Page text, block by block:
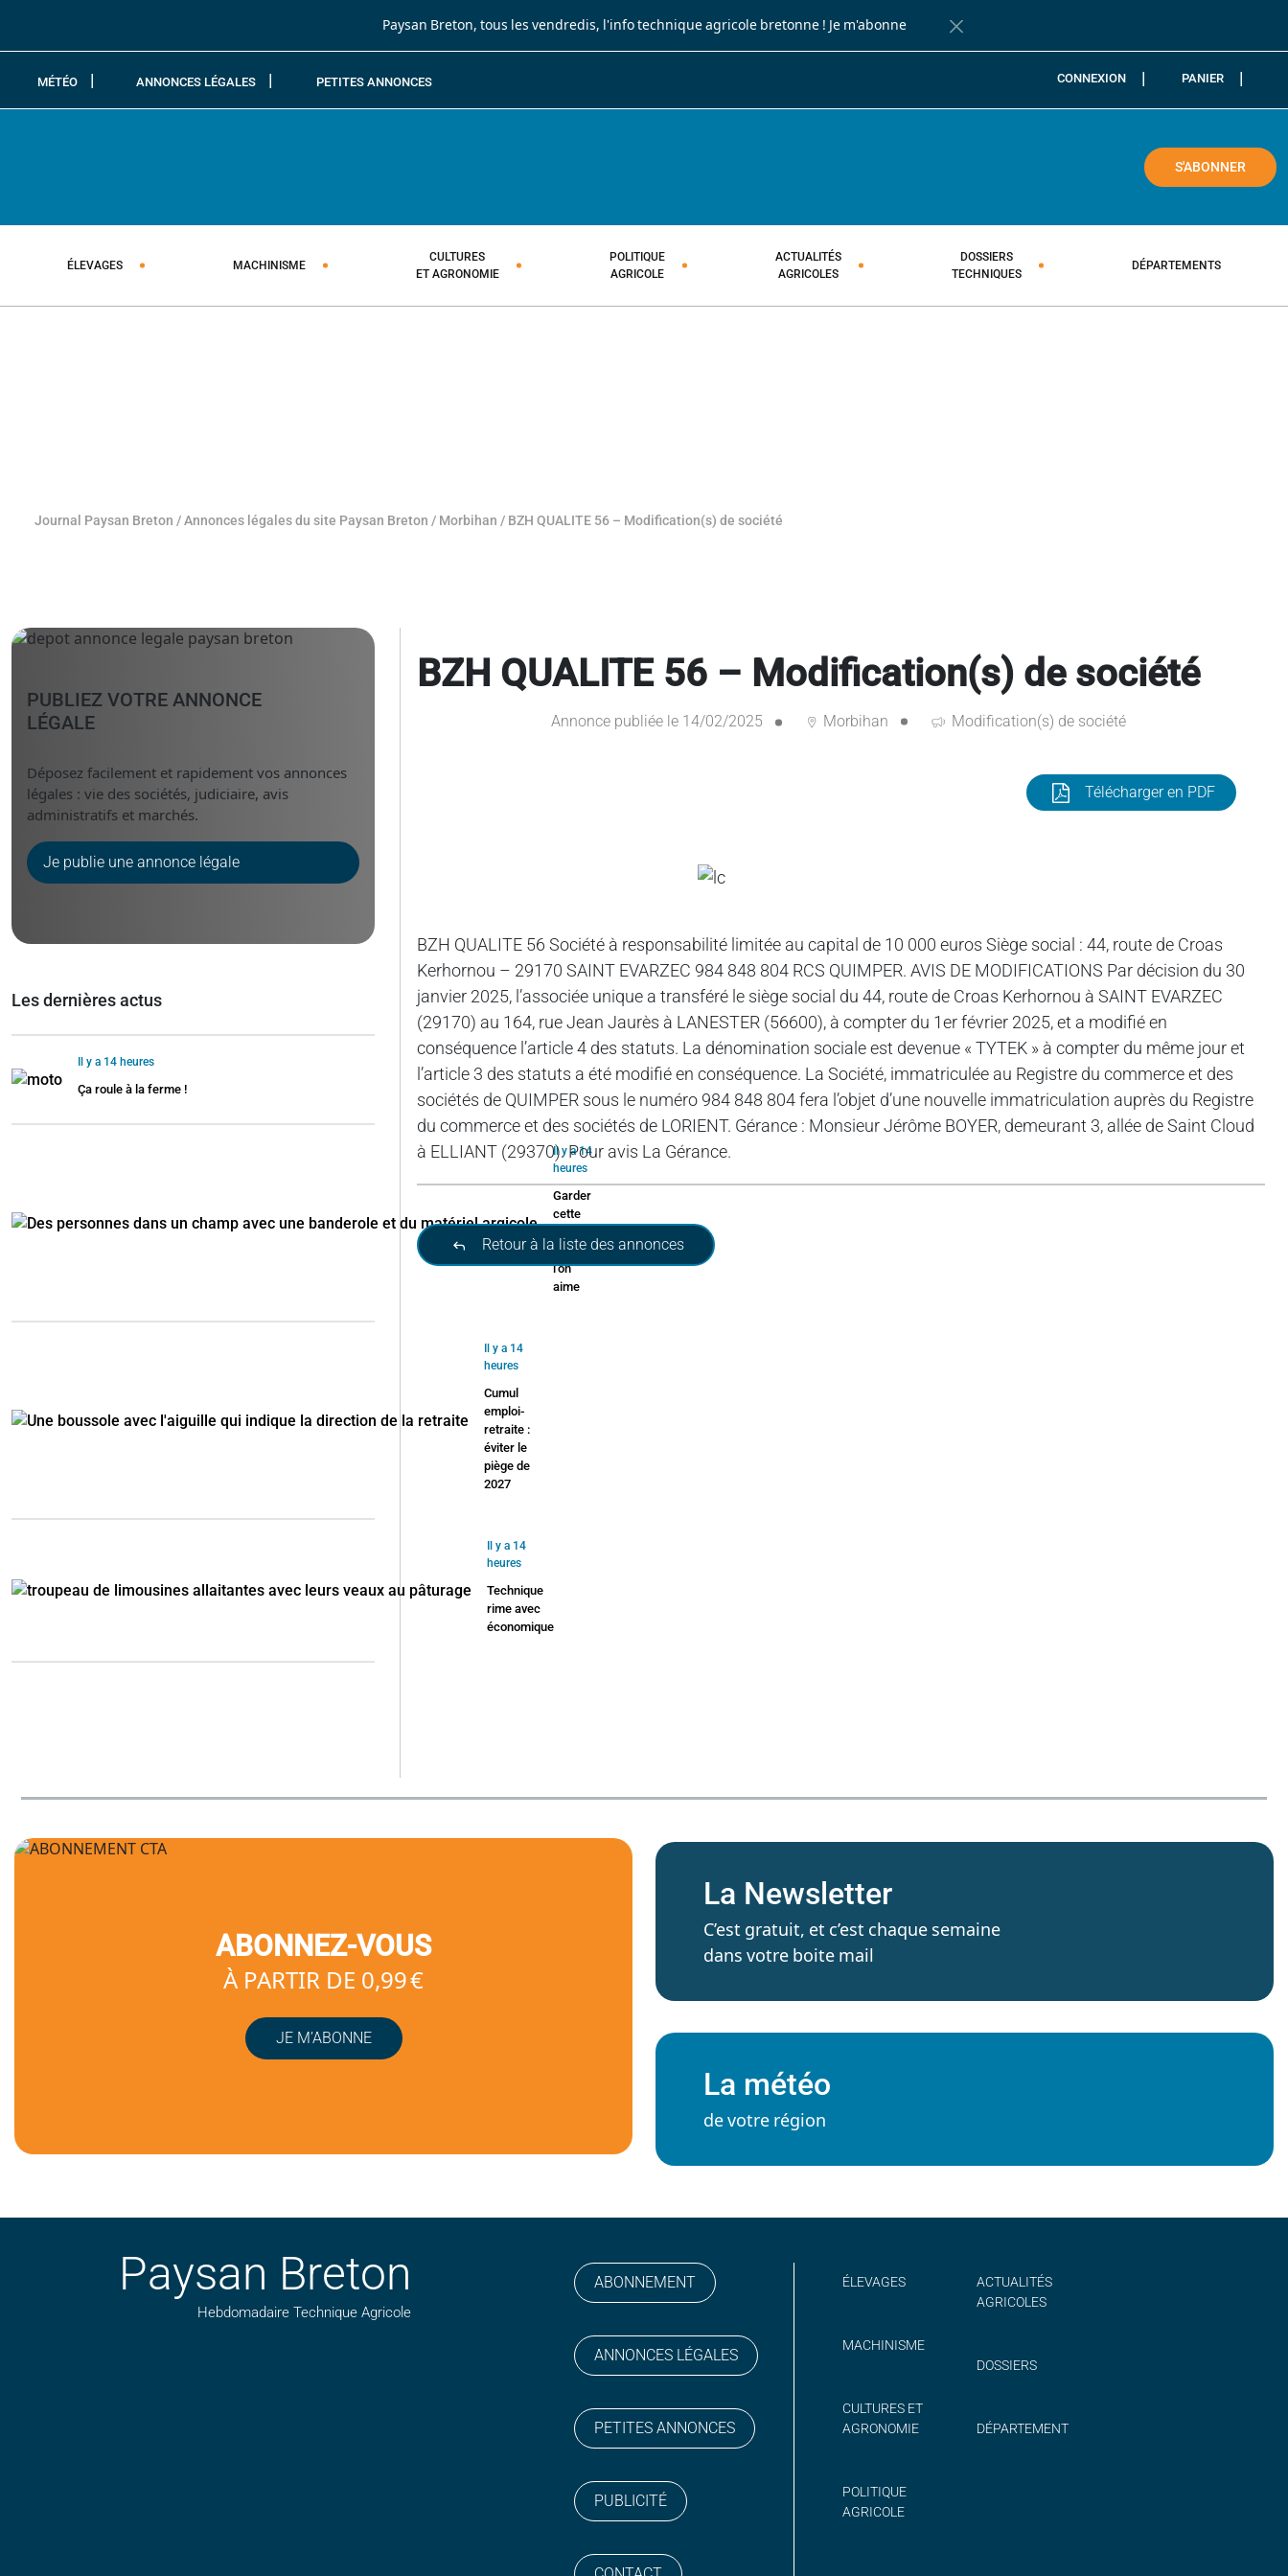
Paysan Breton, tous les vendredis, l'info technique agricole bretonne ! Je m'abonne
Fermer la barre de notification
MÉTÉO ANNONCES LÉGALES PETITES ANNONCES CONNEXION PANIER
S'ABONNER
ÉLEVAGES MACHINISME
CULTURES
ET AGRONOMIE
POLITIQUE
AGRICOLE
ACTUALITÉS
AGRICOLES
DOSSIERS
TECHNIQUES
DÉPARTEMENTS
Journal Paysan Breton /Annonces légales du site Paysan Breton / Morbihan / BZH QUALITE 56 – Modification(s) de société
BZH QUALITE 56 – Modification(s) de société
Annonce publiée le 14/02/2025 Morbihan Modification(s) de société
Télécharger en PDF
BZH QUALITE 56 Société à responsabilité limitée au capital de 10 000 euros Siège social : 44, route de Croas
Kerhornou – 29170 SAINT EVARZEC 984 848 804 RCS QUIMPER. AVIS DE MODIFICATIONS Par décision du 30
janvier 2025, l’associée unique a transféré le siège social du 44, route de Croas Kerhornou à SAINT EVARZEC
(29170) au 164, rue Jean Jaurès à LANESTER (56600), à compter du 1er février 2025, et a modifié en
conséquence l’article 4 des statuts. La dénomination sociale est devenue « TYTEK » à compter du même jour et
l’article 3 des statuts a été modifié en conséquence. La Société, immatriculée au Registre du commerce et des
sociétés de QUIMPER sous le numéro 984 848 804 fera l’objet d’une nouvelle immatriculation auprès du Registre
du commerce et des sociétés de LORIENT. Gérance : Monsieur Jérôme BOYER, demeurant 3, allée de Saint Cloud
à ELLIANT (29370). Pour avis La Gérance.
Retour à la liste des annonces
PUBLIEZ VOTRE ANNONCE
LÉGALE
Déposez facilement et rapidement vos annonces
légales : vie des sociétés, judiciaire, avis
administratifs et marchés.
Je publie une annonce légale
Les dernières actus
Il y a 14 heures
Ça roule à la ferme !
Il y a 14
heures
Garder
cette
que
l’on
aime
Il y a 14
heures
Cumul
emploi-
retraite :
éviter le
piège de
2027
Il y a 14
heures
Technique
rime avec
économique
ABONNEZ-VOUS
À PARTIR DE 0,99 €
JE M’ABONNE
La Newsletter
C’est gratuit, et c’est chaque semaine
dans votre boite mail
La météo
de votre région
Paysan Breton
Hebdomadaire Technique Agricole
ABONNEMENT
ANNONCES LÉGALES
PETITES ANNONCES
PUBLICITÉ
ÉLEVAGES
MACHINISME
CULTURES ET
AGRONOMIE
POLITIQUE
AGRICOLE
ACTUALITÉS
AGRICOLES
DOSSIERS
DÉPARTEMENT